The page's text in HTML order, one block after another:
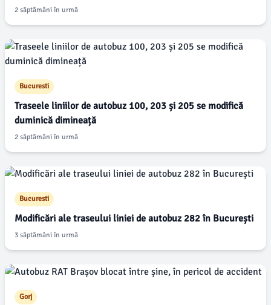
2 săptămâni în urmă
Bucuresti
Traseele liniilor de autobuz 100, 203 și 205 se modifică
duminică dimineață
2 săptămâni în urmă
Bucuresti
Modificări ale traseului liniei de autobuz 282 în București
3 săptămâni în urmă
Gorj